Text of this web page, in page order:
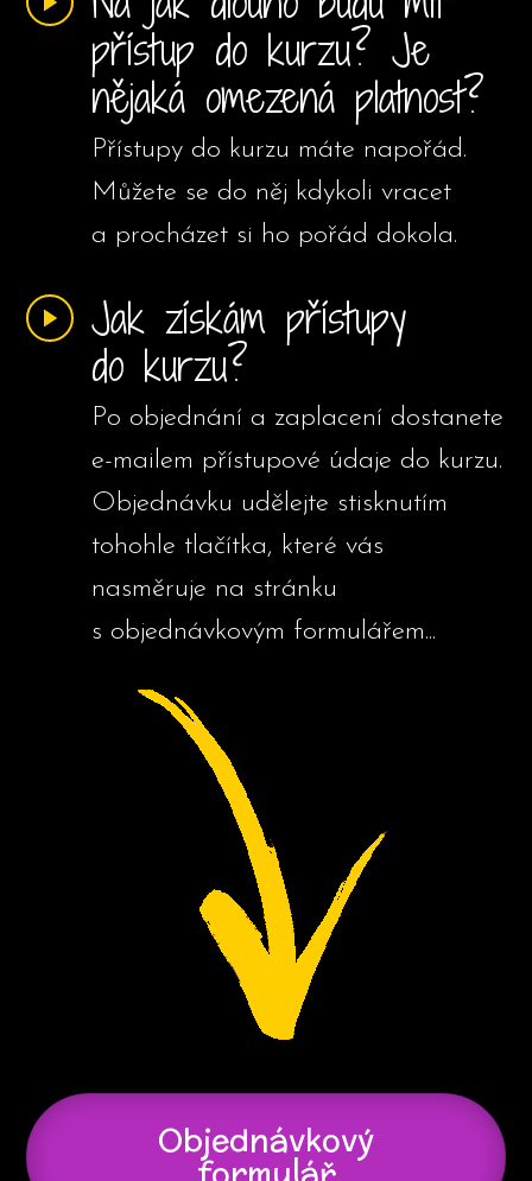
přístup do kurzu? Je
nějaká omezená platnost?
Přístupy do kurzu máte napořád.
Můžete se do něj kdykoli vracet
a procházet si ho pořád dokola.
Jak získám přístupy
do kurzu?
Po objednání a zaplacení dostanete
e-mailem přístupové údaje do kurzu.
Objednávku udělejte stisknutím
tohohle tlačítka, které vás
nasměruje na stránku
s objednávkovým formulářem...
Objednávkový